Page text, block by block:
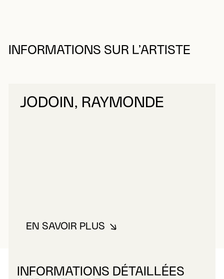
INFORMATIONS SUR L’ARTISTE
JODOIN, RAYMONDE
EN SAVOIR PLUSÀ PROPOS DE JODOIN,
INFORMATIONS DÉTAILLÉES